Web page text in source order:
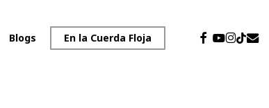
Blogs En la Cuerda Floja facebook
youtube
tiktok